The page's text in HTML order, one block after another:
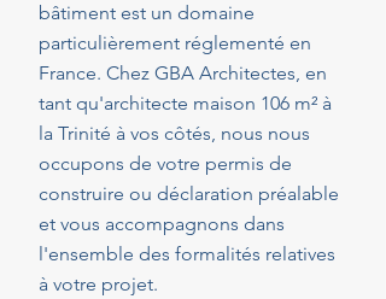
bâtiment est un domaine
particulièrement réglementé en
France. Chez GBA Architectes, en
tant qu'architecte maison 106 m² à
la Trinité à vos côtés, nous nous
occupons de votre permis de
construire ou déclaration préalable
et vous accompagnons dans
l'ensemble des formalités relatives
à votre projet.